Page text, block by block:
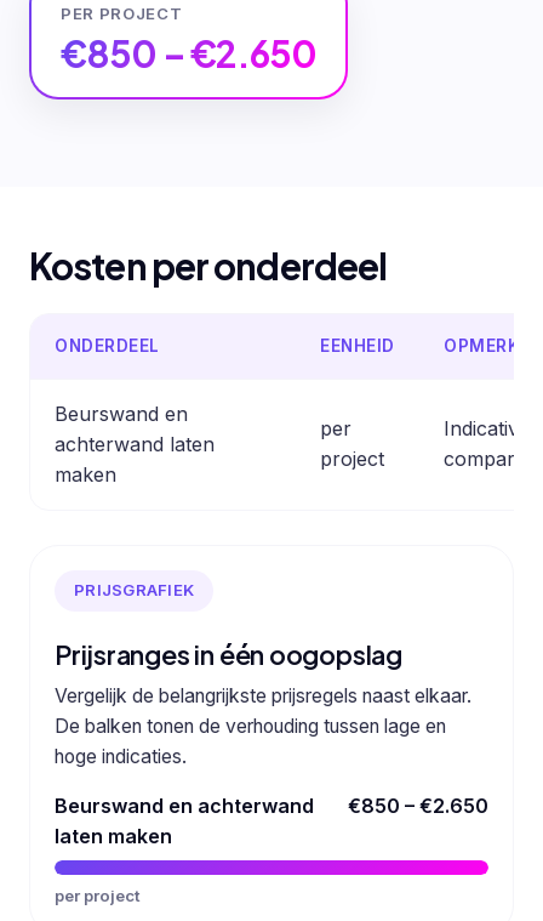
PER PROJECT
€850 – €2.650
Kosten per onderdeel
ONDERDEEL EENHEID
Beurswand en
achterwand laten
maken
per
project
Indicative
PRIJSGRAFIEK
Prijsranges in één oogopslag
Vergelijk de belangrijkste prijsregels naast elkaar.
De balken tonen de verhouding tussen lage en
hoge indicaties.
Beurswand en achterwand
laten maken
€850 – €2.650
per project